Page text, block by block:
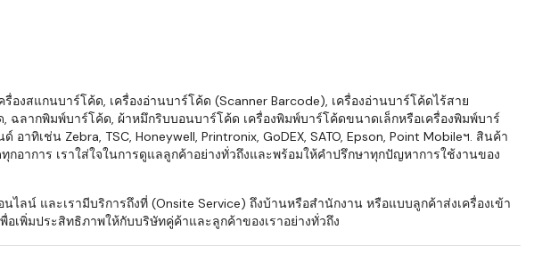
งสแกนบาร์โค้ด, เครื่องอ่านบาร์โค้ด (Scanner Barcode), เครื่องอ่านบาร์โค้ดไร้สาย
ฉลากพิมพ์บาร์โค้ด, ผ้าหมึกริบบอนบาร์โค้ด เครื่องพิมพ์บาร์โค้ดขนาดเล็กหรือเครื่องพิมพ์บาร์
เช่น Zebra, TSC, Honeywell, Printronix, GoDEX, SATO, Epson, Point Mobileฯ. สินค้า
าการ เราใส่ใจในการดูแลลูกค้าอย่างทั่วถึงและพร้อมให้คำปรึกษาทุกปัญหาการใช้งานของ
น์ และเรามีบริการถึงที่ (Onsite Service) ถึงบ้านหรือสำนักงาน หรือแบบลูกค้าส่งเครื่องเข้า
พิ่มประสิทธิภาพให้กับบริษัทคู่ค้าและลูกค้าของเราอย่างทั่วถึง